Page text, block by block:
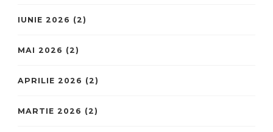
IUNIE 2026 (2)
MAI 2026 (2)
APRILIE 2026 (2)
MARTIE 2026 (2)